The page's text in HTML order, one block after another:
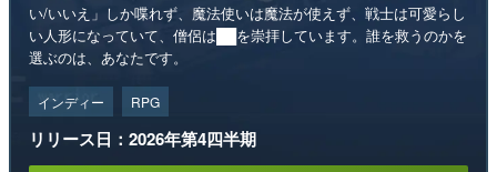
い/いいえ」しか喋れず、魔法使いは魔法が使えず、戦士は可愛らし
い人形になっていて、僧侶は██を崇拝しています。誰を救うのかを
選ぶのは、あなたです。
インディー RPG
リリース日：2026年第4四半期